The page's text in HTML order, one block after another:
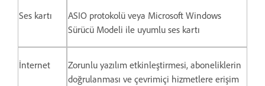
Ses kartı
ASIO protokolü veya Microsoft Windows
Sürücü Modeli ile uyumlu ses kartı
İnternet
Zorunlu yazılım etkinleştirmesi, aboneliklerin
doğrulanması ve çevrimiçi hizmetlere erişim